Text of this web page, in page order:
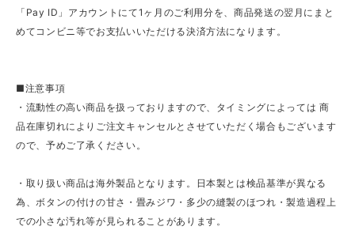
「Pay ID」アカウントにて1ヶ月のご利用分を、商品発送の翌月にまと
めてコンビニ等でお支払いいただける決済方法になります。
■注意事項
・流動性の高い商品を扱っておりますので、タイミングによっては 商
品在庫切れによりご注文キャンセルとさせていただく場合もございます
ので、予めご了承ください。
・取り扱い商品は海外製品となります。日本製とは検品基準が異なる
為、ボタンの付けの甘さ・畳みジワ・多少の縫製のほつれ・製造過程上
での小さな汚れ等が見られることがあります。